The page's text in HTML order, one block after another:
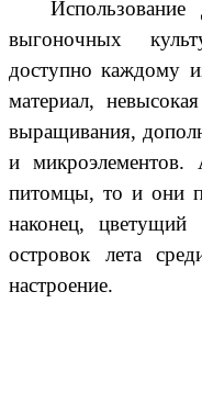
выгоночных
доступно каждому
материал,
выращивания,
и
питомцы, то и они
наконец,
островок лета
настроение.